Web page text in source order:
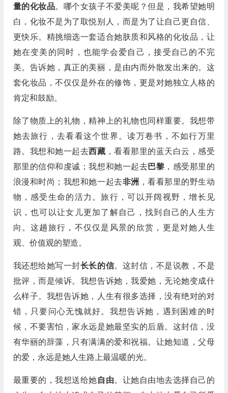
量的化妆品。哪个女孩子不爱美呢？但是，我希望她明
白，化妆不是为了取悦别人，而是为了让自己更自信、
更快乐。精挑细选一套适合她肤质和风格的化妆品，让
她在变美的同时，也能学会爱自己，接受自己的不完
美。告诉她，真正的美丽，是由内而外散发出来的。这
套化妆品，不仅仅是外在的修饰，更是对她独立人格的
肯定和鼓励。
除了物质上的礼物，精神上的礼物也同样重要。我想带
她去旅行，去看看这个世界。读万卷书，不如行万里
路。我想和她一起去西藏 ，看看那里的蓝天白云，感受
那里的信仰和虔诚；我想和她一起去巴黎 ，感受那里的
浪漫和时尚；我想和她一起去非洲 ，看看那里的野生动
物，感受生命的活力。旅行，可以开阔视野，增长见
识，也可以让女儿更加了解自己，找到自己的人生方
向。这趟旅行，不仅仅是风景的欣赏，更是对她人生
观、价值观的塑造。
我还想给她写一封长长的信。这封信，不是说教，不是
批评，而是倾诉。我想告诉她，我爱她，无论她变成什
么样子。我想告诉她，人生有很多选择，没有绝对的对
错，只要问心无愧就好。我想告诉她，遇到困难的时
候，不要害怕，家永远是她最坚实的后盾。这封信，没
有华丽的辞藻，只有满满的爱和祝福。让她知道，父母
的爱，永远是她人生路上最温暖的光。
最重要的，我想送给她自由。让她自由地去选择自己的